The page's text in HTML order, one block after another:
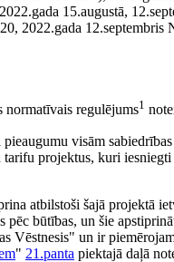
15.augustā,
2022.gada
normatīvais regulējums1
visām
projektus, kuri
atbilstoši šajā projektā
būtības, un šie
Vēstnesis" un ir
" 21.panta piektajā daļā